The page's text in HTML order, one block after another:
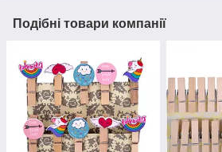
Подібні товари компанії